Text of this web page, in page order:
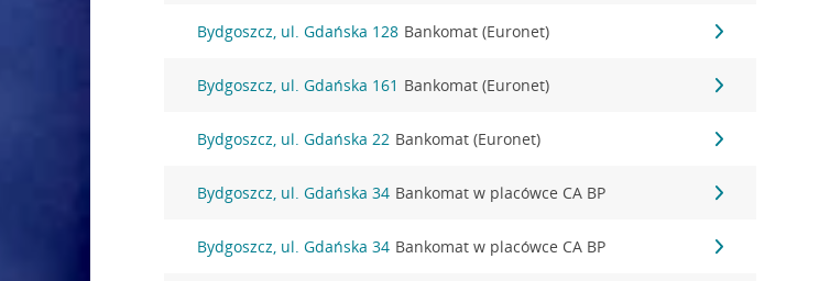
Bydgoszcz, ul. Gdańska 128 Bankomat (Euronet)
Bydgoszcz, ul. Gdańska 161 Bankomat (Euronet)
Bydgoszcz, ul. Gdańska 22 Bankomat (Euronet)
Bydgoszcz, ul. Gdańska 34 Bankomat w placówce CA BP
Bydgoszcz, ul. Gdańska 34 Bankomat w placówce CA BP